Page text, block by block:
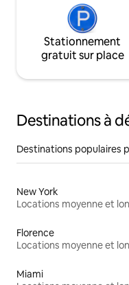
Stationnement
gratuit sur place
Destinations à
Destinations populaires
New York
Florence
Miami